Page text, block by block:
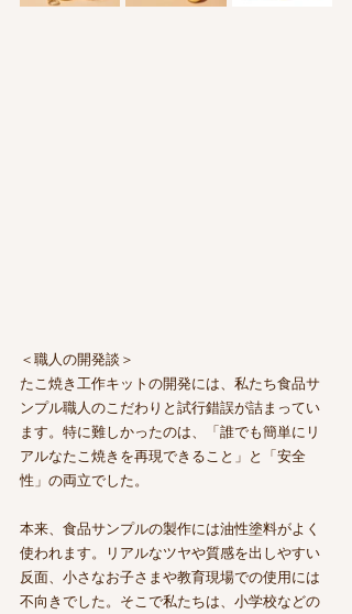
＜職人の開発談＞
たこ焼き工作キットの開発には、私たち食品サ
ンプル職人のこだわりと試行錯誤が詰まってい
ます。特に難しかったのは、「誰でも簡単にリ
アルなたこ焼きを再現できること」と「安全
性」の両立でした。
本来、食品サンプルの製作には油性塗料がよく
使われます。リアルなツヤや質感を出しやすい
反面、小さなお子さまや教育現場での使用には
不向きでした。そこで私たちは、小学校などの